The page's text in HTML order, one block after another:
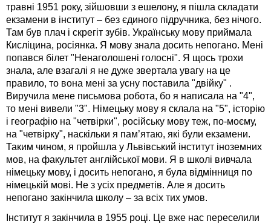
травні 1951 року, зійшовши з ешелону, я пішла складати
екзамени в інститут – без єдиного підручника, без нічого.
Там був плач і скрегіт зубів. Українську мову приймала
Кисліцина, росіянка. Я мову знала досить непогано. Мені
попався білет "Ненаголошені голосні". Я щось трохи
знала, але взагалі я не дуже звертала увагу на це
правило, то вона мені за усну поставила "двійку" .
Виручила мене письмова робота, бо я написала на "4",
то мені вивели "3". Німецьку мову я склала на "5", історію
і географію на "четвірки", російську мову теж, по-моєму,
на "четвірку", наскільки я пам’ятаю, які були екзамени.
Таким чином, я пройшла у Львівський інститут іноземних
мов, на факультет англійської мови. Я в школі вивчала
німецьку мову, і досить непогано, я була відмінниця по
німецькій мові. Не з усіх предметів. Але я досить
непогано закінчила школу – за всіх тих умов.
Інститут я закінчила в 1955 році. Це вже нас переселили